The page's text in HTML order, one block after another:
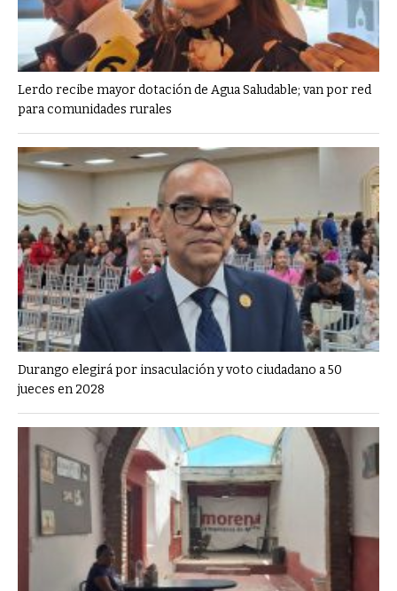
Lerdo recibe mayor dotación de Agua Saludable; van por red
para comunidades rurales
Durango elegirá por insaculación y voto ciudadano a 50
jueces en 2028